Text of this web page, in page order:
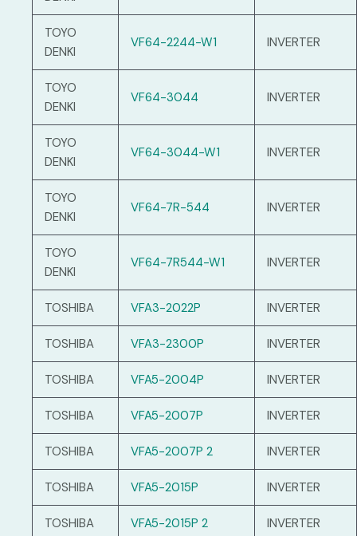
TOYO
DENKI
VF64-2244-W1 INVERTER
TOYO
DENKI
VF64-3044 INVERTER
TOYO
DENKI
VF64-3044-W1 INVERTER
TOYO
DENKI
VF64-7R-544 INVERTER
TOYO
DENKI
VF64-7R544-W1 INVERTER
TOSHIBA VFA3-2022P INVERTER
TOSHIBA VFA3-2300P INVERTER
TOSHIBA VFA5-2004P INVERTER
TOSHIBA VFA5-2007P INVERTER
TOSHIBA VFA5-2007P 2 INVERTER
TOSHIBA VFA5-2015P INVERTER
TOSHIBA VFA5-2015P 2 INVERTER